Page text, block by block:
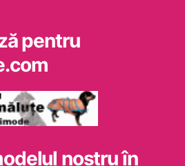
pentru
nostru în